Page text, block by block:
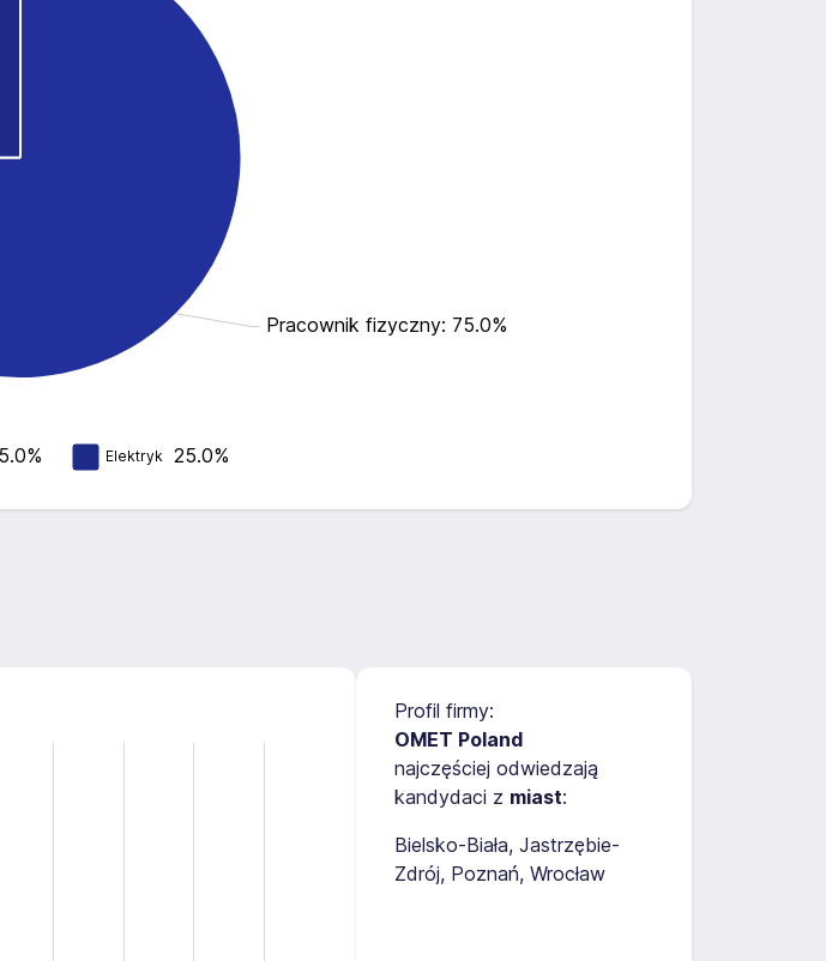
Pracownik fizyczny: 75.0%
Elektryk 25.0%
Profil firmy:
OMET Poland
najczęściej odwiedzają
kandydaci z miast:
Bielsko-Biała Jastrzębie-
Zdrój Poznań Wrocław